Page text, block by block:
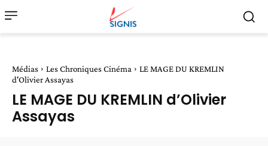
Médias Les Chroniques Cinéma
LE MAGE DU KREMLIN
d'Olivier Assayas
LE MAGE DU KREMLIN d’Olivier
Assayas